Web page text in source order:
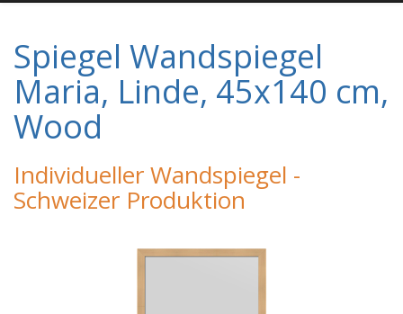
Spiegel Wandspiegel
Maria, Linde, 45x140 cm,
Wood
Individueller Wandspiegel -
Schweizer Produktion